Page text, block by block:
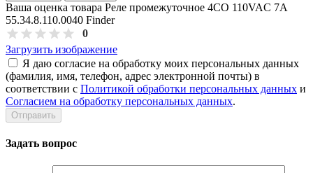
Ваша оценка товара Реле промежуточное 4CO 110VAC 7A
55.34.8.110.0040 Finder
0
Загрузить изображение
Я даю согласие на обработку моих персональных данных
(фамилия, имя, телефон, адрес электронной почты) в
соответствии с Политикой обработки персональных данных и
Согласием на обработку персональных данных.
Задать вопрос